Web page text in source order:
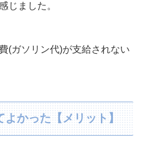
じました。
(ガソリン代)が支給されない
かった【メリット】